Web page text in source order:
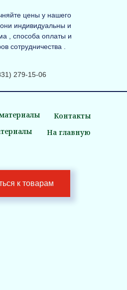
цены у нашего
индивидуальны и
, способа оплаты и
сотрудничества .
к товарам
На главную
Контакты
279-15-06